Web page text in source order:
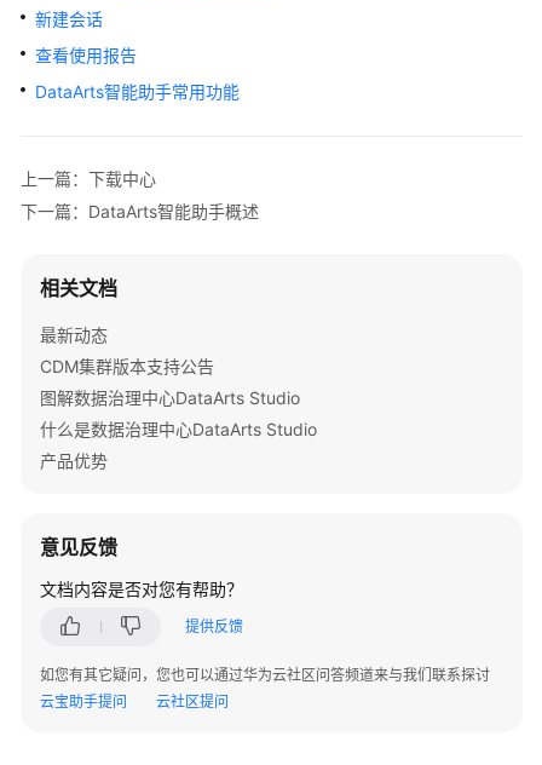
方
论
入
门
户
南
DataArts
Studio
使
用
购
并
配
置
新建会话
查看使用报告
DataArts智能助手常用功能
上一篇：下载中心
下一篇：DataArts智能助手概述
相关文档
最新动态
CDM集群版本支持公告
图解数据治理中心DataArts Studio
什么是数据治理中心DataArts Studio
产品优势
意见反馈
文档内容是否对您有帮助？
提供反馈
如您有其它疑问，您也可以通过华为云社区问答频道来与我们联系探讨
云宝助手提问
云社区提问